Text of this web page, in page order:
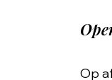
Op